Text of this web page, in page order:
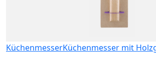
KüchenmesserKüchenmesser mit